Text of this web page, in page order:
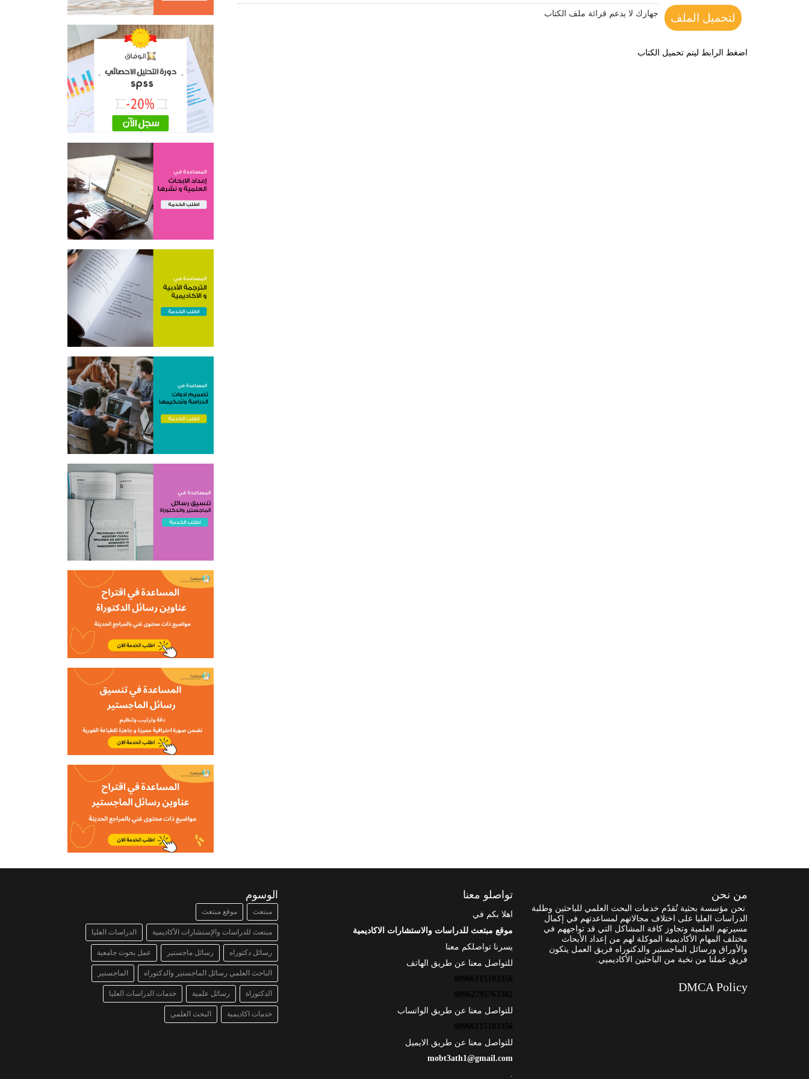
لتحميل الملف جهازك لا يدعم قرائة ملف الكتاب
اضغط الرابط ليتم تحميل الكتاب
من نحن
نحن مؤسسة بحثية تُقدّم خدمات البحث العلمي للباحثين وطلبة
الدراسات العليا على اختلاف مجالاتهم لمساعدتهم في إكمال
مسيرتهم العلمية وتجاوز كافة المشاكل التي قد تواجههم في
مختلف المهام الأكاديمية الموكلة لهم من إعداد الأبحاث
والأوراق ورسائل الماجستير والدكتوراه فريق العمل يتكون
فريق عملنا من نخبة من الباحثين الأكاديميي.
DMCA Policy
تواصلو معنا
اهلا بكم في
موقع مبتعث للدراسات والاستشارات الاكاديمية
يسرنا تواصلكم معنا
للتواصل معنا عن طريق الهاتف
00966115103356
00962795763302
للتواصل معنا عن طريق الواتساب
00966115103356
للتواصل معنا عن طريق الايميل
mobt3ath1@gmail.com
الوسوم
مبتعث موقع مبتعث
مبتعث للدراسات والإستشارات الأكاديمية الدراسات العليا
رسائل دكتوراه رسائل ماجستير عمل بحوث جامعية
الباحث العلمي رسائل الماجستير والدكتوراه الماجستير
الدكتوراة رسائل علمية خدمات الدراسات العليا
خدمات اكاديمية البحث العلمي